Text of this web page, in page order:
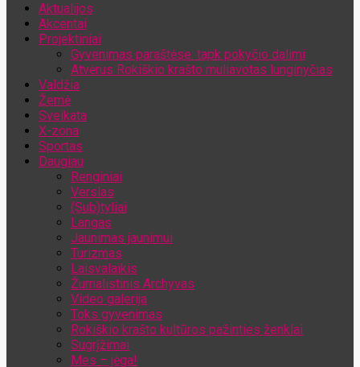
Aktualijos
Akcentai
Projektiniai
Gyvenimas paraštėse: tapk pokyčio dalimi
Atvėrus Rokiškio krašto muliavotas lunginyčias
Valdžia
Žemė
Sveikata
X-zona
Sportas
Daugiau
Renginiai
Verslas
(Sub)tyliai
Langas
Jaunimas jaunimui
Turizmas
Laisvalaikis
Žurnalistinis Archyvas
Video galerija
Toks gyvenimas
Rokiškio krašto kultūros pažinties ženklai
Sugrįžimai
Mes – jėga!